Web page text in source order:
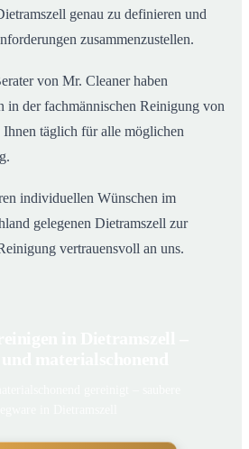
genau zu definieren und
zusammenzustellen.
von Mr. Cleaner haben
in der fachmännischen Reinigung von
täglich für alle möglichen
individuellen Wünschen im
gelegenen Dietramszell zur
vertrauensvoll an uns.